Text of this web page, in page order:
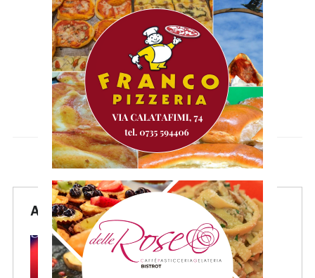
Articoli Recenti
Samb, Lorenzo Sgarbi è
ufficiale: l’attaccante arriva in
prestito dal Napoli